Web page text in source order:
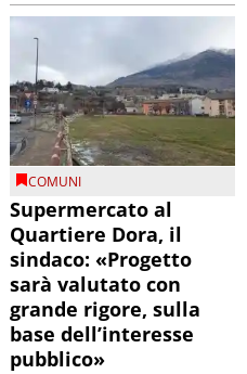
COMUNI
Supermercato al
Quartiere Dora, il
sindaco: «Progetto
sarà valutato con
grande rigore, sulla
base dell’interesse
pubblico»